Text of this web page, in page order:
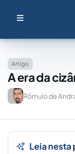
Artigo
A era da
Rômulo de
Leia nesta